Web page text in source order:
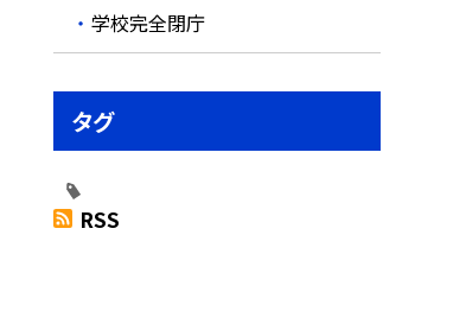
学校完全閉庁
タグ
RSS